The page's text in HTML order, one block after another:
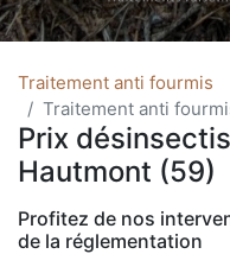
Traitement anti fourmis
Traitement anti
Prix
Hautmont (59)
Profitez de nos
de la réglementation